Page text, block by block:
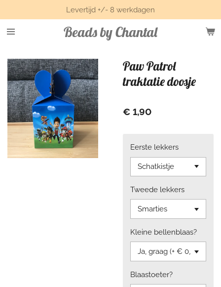
direct
naar
hoofdinhoud
Beads by Chantal
Levertijd +/- 8 werkdagen
Paw Patrol
traktatie doosje
€ 1,90
Eerste lekkers
Tweede lekkers
Kleine bellenblaas?
Blaastoeter?